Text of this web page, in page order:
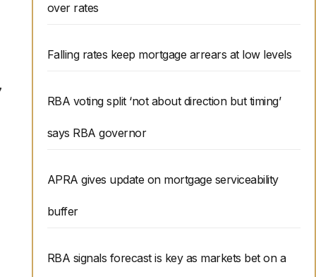
over rates
Falling rates keep mortgage arrears at low levels
RBA voting split ‘not about direction but timing’
says RBA governor
APRA gives update on mortgage serviceability
buffer
RBA signals forecast is key as markets bet on a